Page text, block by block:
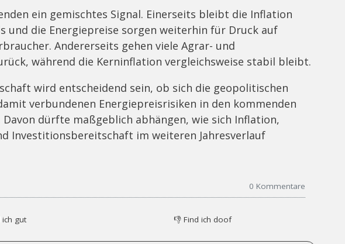
ein gemischtes Signal. Einerseits bleibt die Inflation
und die Energiepreise sorgen weiterhin für Druck auf
Andererseits gehen viele Agrar- und
während die Kerninflation vergleichsweise stabil bleibt.
wird entscheidend sein, ob sich die geopolitischen
verbundenen Energiepreisrisiken in den kommenden
dürfte maßgeblich abhängen, wie sich Inflation,
Investitionsbereitschaft im weiteren Jahresverlauf
0 Kommentare
ich gut 👎 Find ich doof